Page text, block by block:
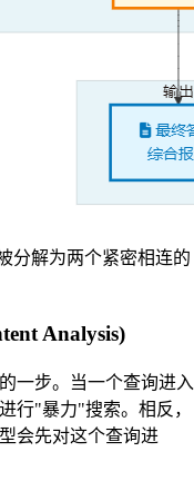
分解为两个紧密相连的
Analysis)
一步。当一个查询进入
行"暴力"搜索。相反，
会先对这个查询进